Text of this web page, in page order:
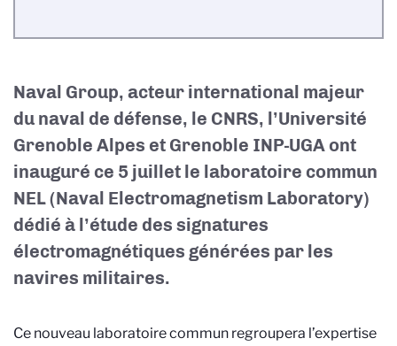
Naval Group, acteur international majeur
du naval de défense, le CNRS, l’Université
Grenoble Alpes et Grenoble INP-UGA ont
inauguré ce 5 juillet le laboratoire commun
NEL (Naval Electromagnetism Laboratory)
dédié à l’étude des signatures
électromagnétiques générées par les
navires militaires.
Ce nouveau laboratoire commun regroupera l’expertise